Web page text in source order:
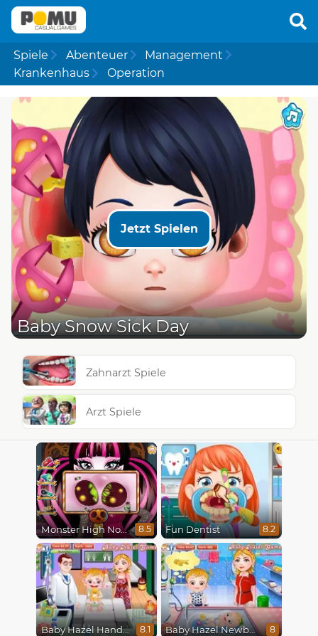
Spiele Abenteuer
Management
Krankenhaus
Operation
Jetzt Spielen
Baby Snow Sick Day
Zahnarzt Spiele
Arzt Spiele
Monster High Nose Doctor 8.5 Fun Dentist 8.2
Baby Hazel Hand Fracture 8.1 Baby Hazel Newborn Vaccination 8